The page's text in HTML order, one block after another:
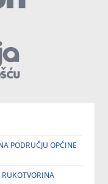
PODRUČJU OPĆINE